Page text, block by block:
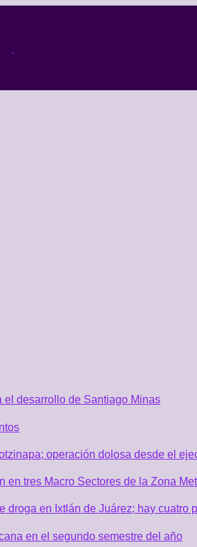
el desarrollo de Santiago Minas
operación dolosa desde el
tres Macro Sectores de la Zona
en Ixtlán de Juárez; hay cuatro
en el segundo semestre del año